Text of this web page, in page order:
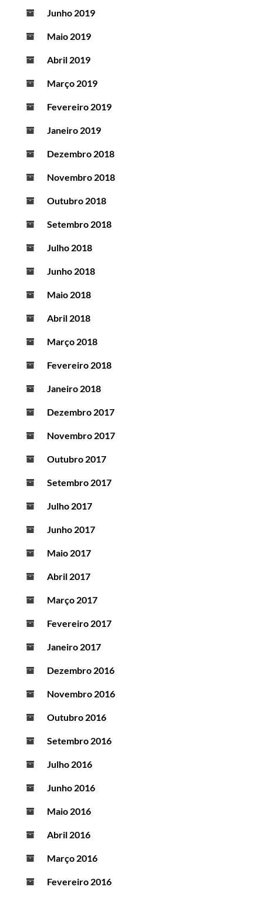
Junho 2019
Maio 2019
Abril 2019
Março 2019
Fevereiro 2019
Janeiro 2019
Dezembro 2018
Novembro 2018
Outubro 2018
Setembro 2018
Julho 2018
Junho 2018
Maio 2018
Abril 2018
Março 2018
Fevereiro 2018
Janeiro 2018
Dezembro 2017
Novembro 2017
Outubro 2017
Setembro 2017
Julho 2017
Junho 2017
Maio 2017
Abril 2017
Março 2017
Fevereiro 2017
Janeiro 2017
Dezembro 2016
Novembro 2016
Outubro 2016
Setembro 2016
Julho 2016
Junho 2016
Maio 2016
Abril 2016
Março 2016
Fevereiro 2016